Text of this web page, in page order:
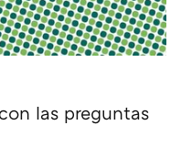
las preguntas